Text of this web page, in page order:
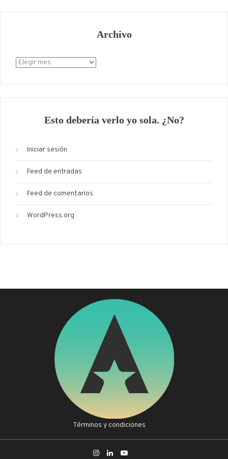
Archivo
Archivo
Esto debería verlo yo sola. ¿No?
Iniciar sesión
Feed de entradas
Feed de comentarios
WordPress.org
Términos y condiciones